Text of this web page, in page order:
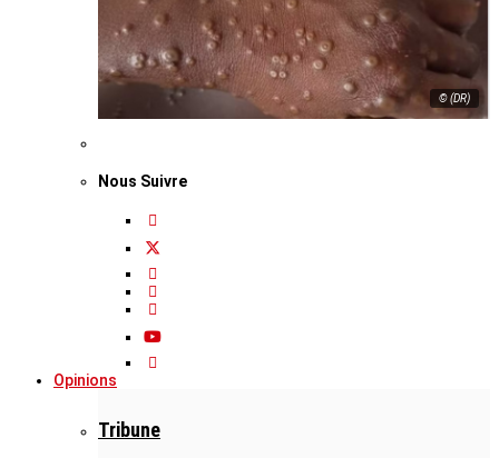
© (DR)
Nous Suivre
Opinions
Tribune